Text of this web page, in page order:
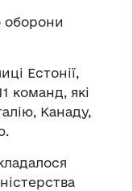
оборони
Естонії,
команд, які
Канаду,